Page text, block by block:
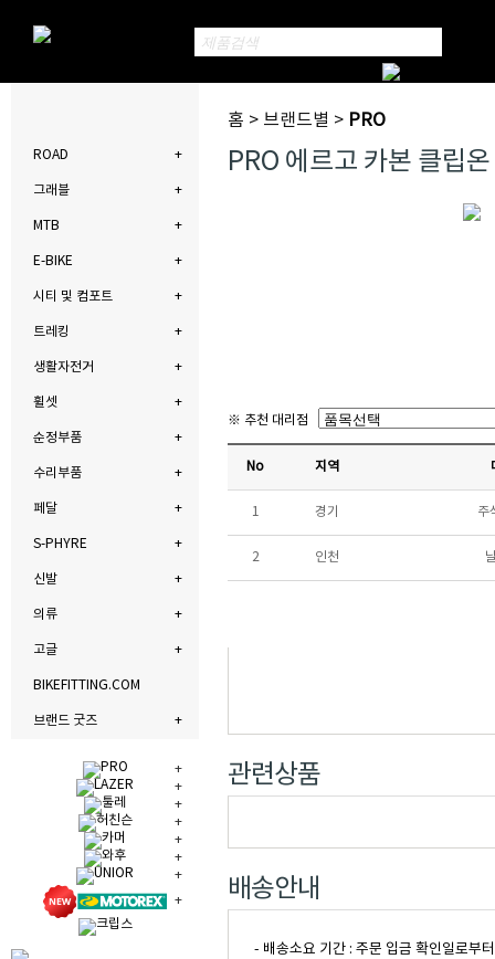
ROAD
그래블
MTB
E-BIKE
시티 및 컴포트
트레킹
생활자전거
휠셋
순정부품
수리부품
페달
S-PHYRE
신발
의류
고글
BIKEFITTING.COM
브랜드 굿즈
홈 > 브랜드별 > PRO
PRO 에르고 카본 클립온
※ 추천 대리점
No 지역
1 경기 주
2 인천
관련상품
배송안내
- 배송소요 기간 : 주문 입금 확인일로부